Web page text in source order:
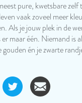
pure, kwetsbare zelf
vaak zoveel meer
Als je jouw plek in de
maar één. Niemand is
én je zwarte